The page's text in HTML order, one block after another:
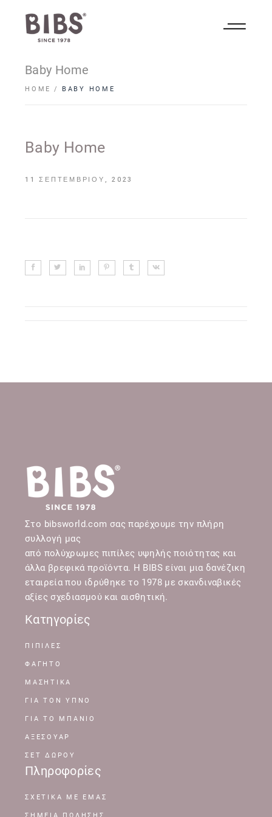
Baby Home
HOME BABY HOME
Baby Home
11 ΣΕΠΤΕΜΒΡΊΟΥ, 2023
Στο bibsworld.com σας παρέχουμε την πλήρη
συλλογή μας
από πολύχρωμες πιπίλες υψηλής ποιότητας και
άλλα βρεφικά προϊόντα. Η BIBS είναι μια δανέζικη
εταιρεία που ιδρύθηκε το 1978 με σκανδιναβικές
αξίες σχεδιασμού και αισθητική.
Κατηγορίες
ΠΙΠΙΛΕΣ
ΦΑΓΗΤΟ
ΜΑΣΗΤΙΚΑ
ΓΙΑ ΤΟΝ ΥΠΝΟ
ΓΙΑ ΤΟ ΜΠΑΝΙΟ
ΑΞΕΣΟΥΑΡ
ΣΕΤ ΔΩΡΟΥ
Πληροφορίες
ΣΧΕΤΙΚΆ ΜΕ ΕΜΆΣ